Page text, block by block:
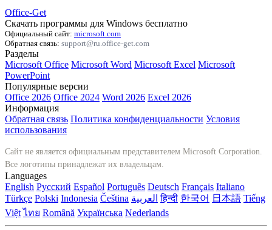
Office-Get
Скачать программы для Windows бесплатно
Официальный сайт: microsoft.com
Обратная связь: support@ru.office-get.com
Разделы
Microsoft Office Microsoft Word Microsoft Excel Microsoft
PowerPoint
Популярные версии
Office 2026 Office 2024 Word 2026 Excel 2026
Информация
Обратная связь Политика конфиденциальности Условия
использования
Сайт не является официальным представителем Microsoft Corporation.
Все логотипы принадлежат их владельцам.
Languages
English Русский Español Português Deutsch Français Italiano
Türkçe Polski Indonesia Čeština العربية हिन्दी 한국어 日本語 Tiếng
Việt ไทย Română Українська Nederlands